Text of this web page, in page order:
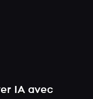
IA avec